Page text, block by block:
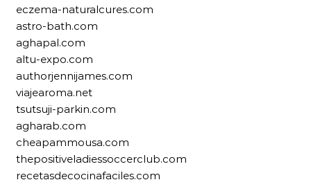
eczema-naturalcures.com
astro-bath.com
aghapal.com
altu-expo.com
authorjennijames.com
viajearoma.net
tsutsuji-parkin.com
agharab.com
cheapammousa.com
thepositiveladiessoccerclub.com
recetasdecocinafaciles.com